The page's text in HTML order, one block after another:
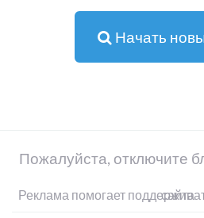
Начать
Пожалуйста, отключите
Реклама помогает поддерживать и развивать сервисы сайта